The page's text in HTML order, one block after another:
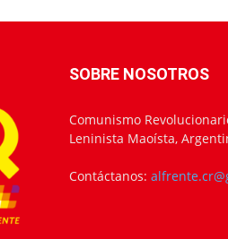
SOBRE NOSOTROS
Comunismo
Leninista Maoísta,
Contáctanos: